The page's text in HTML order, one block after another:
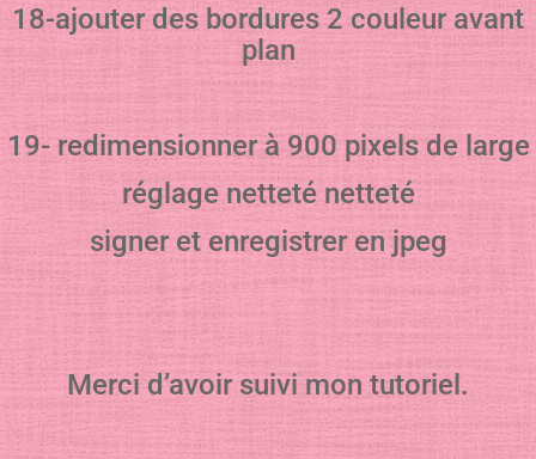
18-ajouter des bordures 2 couleur avant
plan
19- redimensionner à 900 pixels de large
réglage netteté netteté
signer et enregistrer en jpeg
Merci d’avoir suivi mon tutoriel.